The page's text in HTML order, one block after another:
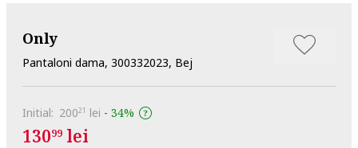
Only
Pantaloni dama, 300332023, Bej
Initial: 20021 lei - 34%
13099 lei